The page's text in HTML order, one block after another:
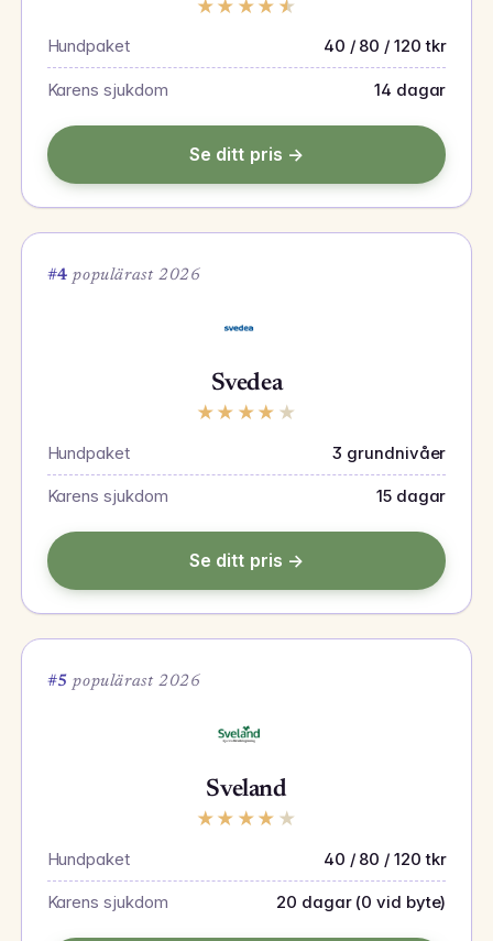
★ ★ ★ ★ ★
Hundpaket 40 / 80 / 120 tkr
Karens sjukdom 14 dagar
Se ditt pris →
#4 populärast 2026
Svedea
★ ★ ★ ★ ★
Hundpaket 3 grundnivåer
Karens sjukdom 15 dagar
Se ditt pris →
#5 populärast 2026
Sveland
★ ★ ★ ★ ★
Hundpaket 40 / 80 / 120 tkr
Karens sjukdom 20 dagar (0 vid byte)